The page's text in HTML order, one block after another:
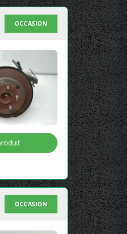
OCCASION
OCCASION